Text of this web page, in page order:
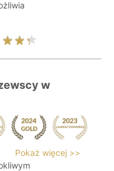
w
Pokaż więcej >>